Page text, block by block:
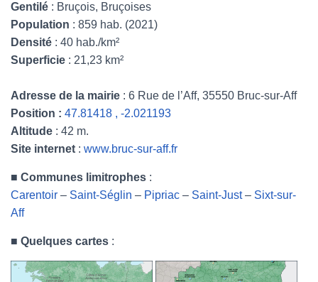
Gentilé : Bruçois, Bruçoises
Population : 859 hab. (2021)
Densité : 40 hab./km²
Superficie : 21,23 km²
Adresse de la mairie : 6 Rue de l’Aff, 35550 Bruc-sur-Aff
Position : 47.81418 , -2.021193
Altitude : 42 m.
Site internet : www.bruc-sur-aff.fr
■ Communes limitrophes :
Carentoir – Saint-Séglin – Pipriac – Saint-Just– Sixt-sur-
Aff
■ Quelques cartes :